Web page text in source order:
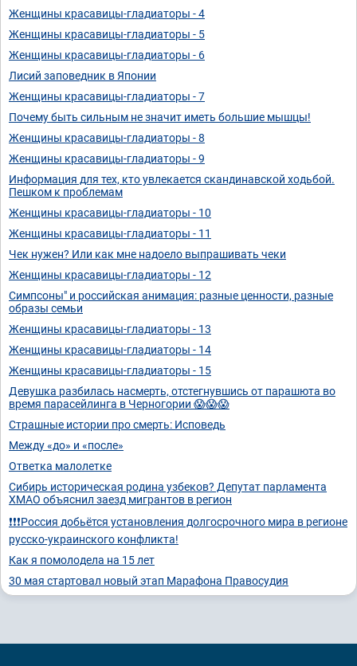
Женщины красавицы-гладиаторы - 4
Женщины красавицы-гладиаторы - 5
Женщины красавицы-гладиаторы - 6
Лисий заповедник в Японии
Женщины красавицы-гладиаторы - 7
Почему быть сильным не значит иметь большие мышцы!
Женщины красавицы-гладиаторы - 8
Женщины красавицы-гладиаторы - 9
Информация для тех, кто увлекается скандинавской ходьбой.
Пешком к проблемам
Женщины красавицы-гладиаторы - 10
Женщины красавицы-гладиаторы - 11
Чек нужен? Или как мне надоело выпрашивать чеки
Женщины красавицы-гладиаторы - 12
Симпсоны" и российская анимация: разные ценности, разные
образы семьи
Женщины красавицы-гладиаторы - 13
Женщины красавицы-гладиаторы - 14
Женщины красавицы-гладиаторы - 15
Девушка разбилась насмерть, отстегнувшись от парашюта во
время парасейлинга в Черногории 😱😱😱
Страшные истории про смерть: Исповедь
Между «до» и «после»
Ответка малолетке
Сибирь историческая родина узбеков? Депутат парламента
ХМАО объяснил заезд мигрантов в регион
❗❗❗Россия добьётся установления долгосрочного мира в регионе
русско-украинского конфликта!
Как я помолодела на 15 лет
30 мая стартовал новый этап Марафона Правосудия